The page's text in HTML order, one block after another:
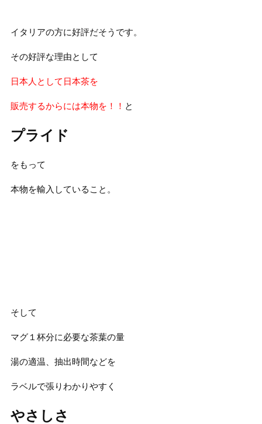
イタリアの方に好評だそうです。
その好評な理由として
日本人として日本茶を
販売するからには本物を！！ と
プライド
をもって
本物を輸入していること。
そして
マグ１杯分に必要な茶葉の量
湯の適温、抽出時間などを
ラベルで張りわかりやすく
やさしさ